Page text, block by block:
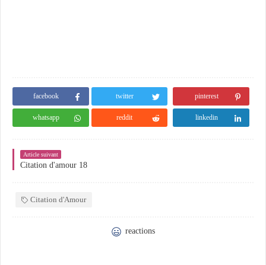
facebook twitter pinterest
whatsapp reddit linkedin
Article suivant
Citation d'amour 18
Citation d'Amour
reactions